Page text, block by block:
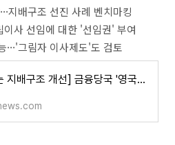
지배구조 선진 사례 벤치마킹
사 선임에 대한 '선임권' 부여
그림자 이사제도'도 검토
[속도 내는 지배구조 개선] 금융당국 '영국식 거버넌스' 주목···비지배주주 이사 선임권 신설